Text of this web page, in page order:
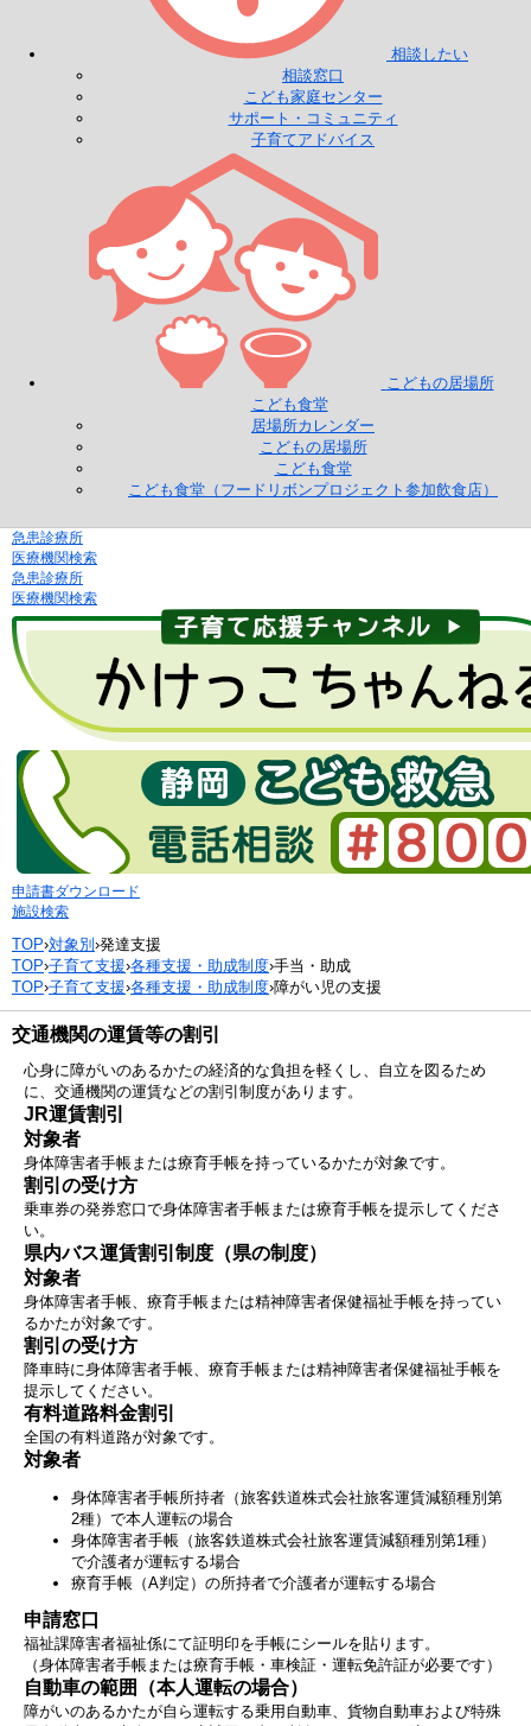
相談したい
相談窓口
こども家庭センター
サポート・コミュニティ
子育てアドバイス
こどもの居場所
こども食堂
居場所カレンダー
こどもの居場所
こども食堂
こども食堂（フードリボンプロジェクト参加飲食店）
急患診療所
医療機関検索
急患診療所
医療機関検索
申請書ダウンロード
施設検索
TOP›対象別 ›発達支援
TOP›子育て支援›各種支援・助成制度›手当・助成
TOP›子育て支援›各種支援・助成制度›障がい児の支援
交通機関の運賃等の割引
心身に障がいのあるかたの経済的な負担を軽くし、自立を図るため
に、交通機関の運賃などの割引制度があります。
JR運賃割引
対象者
身体障害者手帳または療育手帳を持っているかたが対象です。
割引の受け方
乗車券の発券窓口で身体障害者手帳または療育手帳を提示してくださ
い。
県内バス運賃割引制度（県の制度）
対象者
身体障害者手帳、療育手帳または精神障害者保健福祉手帳を持ってい
るかたが対象です。
割引の受け方
降車時に身体障害者手帳、療育手帳または精神障害者保健福祉手帳を
提示してください。
有料道路料金割引
全国の有料道路が対象です。
対象者
身体障害者手帳所持者（旅客鉄道株式会社旅客運賃減額種別第
2種）で本人運転の場合
身体障害者手帳（旅客鉄道株式会社旅客運賃減額種別第1種）
で介護者が運転する場合
療育手帳（A判定）の所持者で介護者が運転する場合
申請窓口
福祉課障害者福祉係にて証明印を手帳にシールを貼ります。
（身体障害者手帳または療育手帳・車検証・運転免許証が必要です）
自動車の範囲（本人運転の場合）
障がいのあるかたが自ら運転する乗用自動車、貨物自動車および特殊